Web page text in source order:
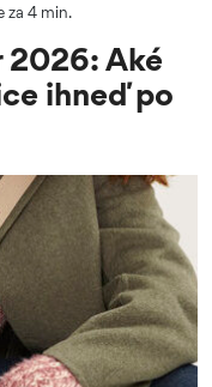
za 4 min.
2026: Aké
ihneď po